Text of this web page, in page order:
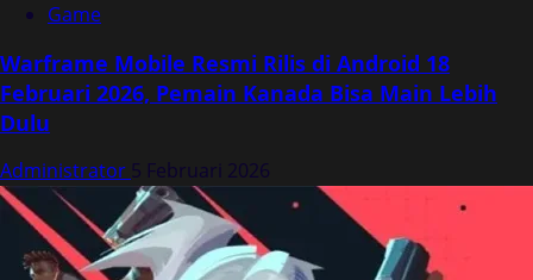
Game
Warframe Mobile Resmi Rilis di Android 18
Februari 2026, Pemain Kanada Bisa Main Lebih
Dulu
Administrator 5 Februari 2026